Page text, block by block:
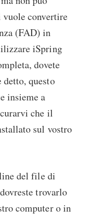
vuole convertire
(FAD) in
iSpring
dovete
questo
insieme a
che il
sul vostro
del file di
trovarlo
computer o in